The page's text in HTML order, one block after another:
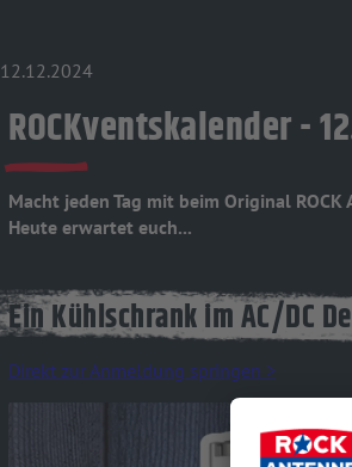
12.12.2024
ROCKventskalender -
Macht jeden Tag mit beim Original
Heute erwartet euch...
Ein Kühlschrank im AC/DC
Direkt zur Anmeldung springen >